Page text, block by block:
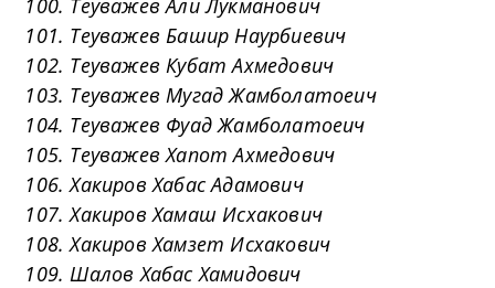
100. Теуважев Али Лукманович
101. Теуважев Башир Наурбиевич
102. Теуважев Кубат Ахмедович
103. Теуважев Мугад Жамболатоеич
104. Теуважев Фуад Жамболатоеич
105. Теуважев Хапот Ахмедович
106. Хакиров Хабас Адамович
107. Хакиров Хамаш Исхакович
108. Хакиров Хамзет Исхакович
109. Шалов Хабас Хамидович